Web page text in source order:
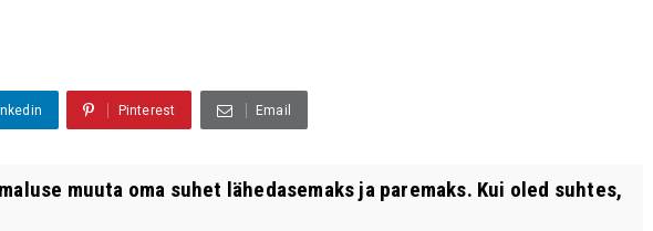
Pinterest Email
muuta oma suhet lähedasemaks ja paremaks. Kui oled suhtes,